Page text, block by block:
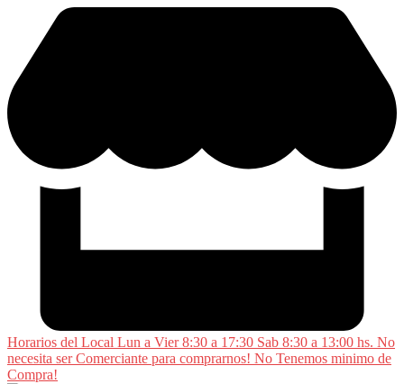
contenido
Horarios del Local Lun a Vier 8:30 a 17:30 Sab 8:30 a 13:00 hs. No
necesita ser Comerciante para comprarnos! No Tenemos minimo de
Compra!